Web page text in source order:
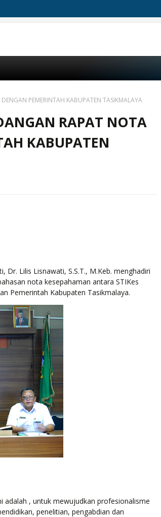
PEMERINTAH KABUPATEN TASIKMALAYA
RAPAT NOTA
KABUPATEN
Dr. Lilis Lisnawati, S.S.T., M.Keb. menghadiri
nota kesepahaman antara STIKes
Pemerintah Kabupaten Tasikmalaya.
adalah , untuk mewujudkan profesionalisme
penelitian, pengabdian dan